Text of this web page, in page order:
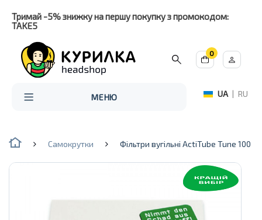
Тримай -5% знижку на першу покупку з промокодом:
TAKE5
0
МЕНЮ UA | RU
Самокрутки Фільтри вугільні ActiTube Tune 100